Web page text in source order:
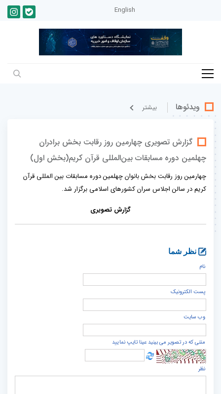
English
ویدئوها بيشتر
گزارش تصویری چهارمین روز رقابت بخش برادران
چهلمین دوره مسابقات بین‌المللی قرآن کریم(بخش اول)
چهارمین روز رقابت بخش بانوان چهلمین دوره مسابقات بین المللی قرآن
کریم در سالن اجلاس سران کشورهای اسلامی برگزار شد.
گزارش تصویری
نظر شما
نام
پست الكترونيک
وب سایت
متنی که در تصویر می بینید عینا تایپ نمایید
نظر